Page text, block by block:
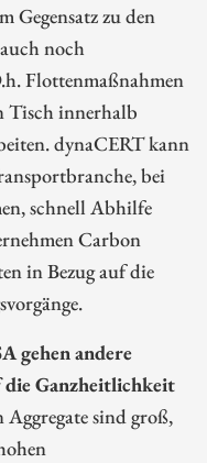
Gegensatz zu den
noch
Flottenmaßnahmen
Tisch innerhalb
dynaCERT kann
bei
schnell Abhilfe
Carbon
in Bezug auf die
gehen andere
die Ganzheitlichkeit
Aggregate sind groß,